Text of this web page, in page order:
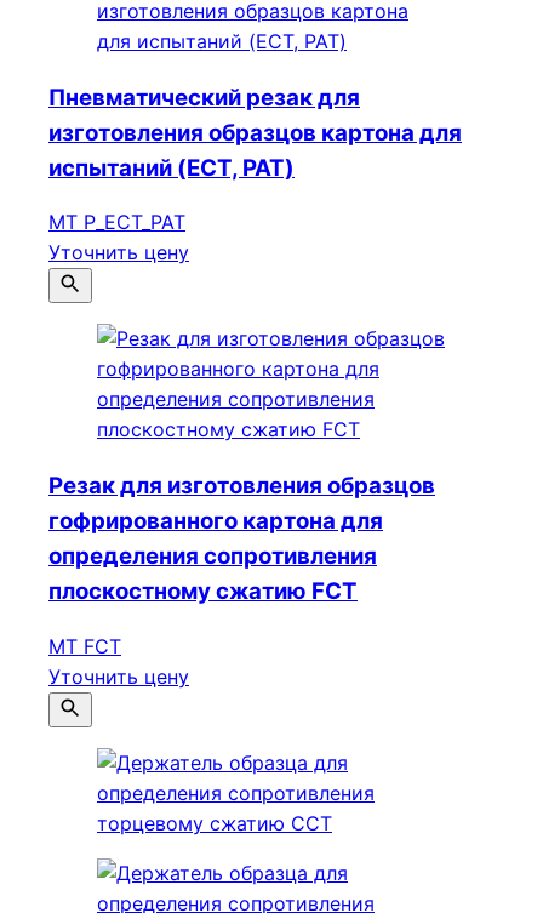
Пневматический резак для
изготовления образцов картона для
испытаний (ECT, PAT)
МТ P_ECT_PAT
Уточнить цену
Резак для изготовления образцов
гофрированного картона для
определения сопротивления
плоскостному сжатию FCT
MT FCT
Уточнить цену